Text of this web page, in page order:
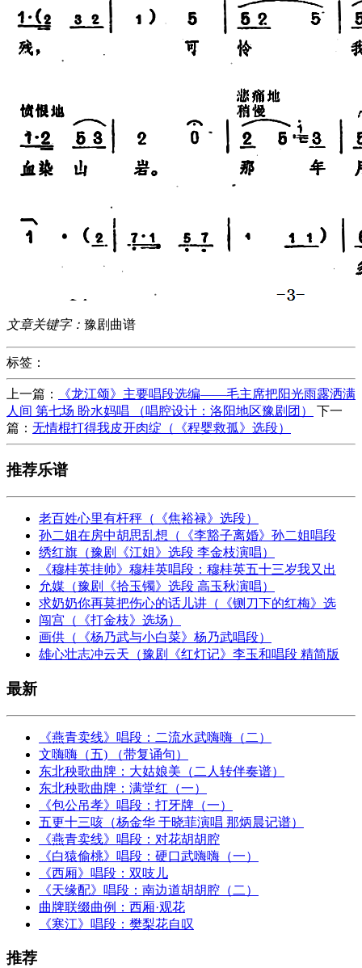
文章关键字： 豫剧曲谱
标签：
上一篇：
《龙江颂》主要唱段选编——毛主席把阳光雨露洒满
人间 第七场 盼水妈唱 （唱腔设计：洛阳地区豫剧团）
下一
篇： 无情棍打得我皮开肉绽（《程婴救孤》选段）
推荐乐谱
老百姓心里有杆秤（《焦裕禄》选段）
孙二姐在房中胡思乱想（《李豁子离婚》孙二姐唱段
绣红旗（豫剧《江姐》选段 李金枝演唱）
《穆桂英挂帅》穆桂英唱段：穆桂英五十三岁我又出
允媒（豫剧《拾玉镯》选段 高玉秋演唱）
求奶奶你再莫把伤心的话儿讲（《铡刀下的红梅》选
闯宫（《打金枝》选场）
画供（《杨乃武与小白菜》杨乃武唱段）
雄心壮志冲云天（豫剧《红灯记》李玉和唱段 精简版
最新
《燕青卖线》唱段：二流水武嗨嗨（二）
文嗨嗨（五) （带复诵句）
东北秧歌曲牌：大姑娘美（二人转伴奏谱）
东北秧歌曲牌：满堂红（一）
《包公吊孝》唱段：打牙牌（一）
五更十三咳（杨金华 于晓菲演唱 那炳晨记谱）
《燕青卖线》唱段：对花胡胡腔
《白猿偷桃》唱段：硬口武嗨嗨（一）
《西厢》唱段：双吱儿
《天缘配》唱段：南边道胡胡腔（二）
曲牌联缀曲例：西厢·观花
《寒江》唱段：樊梨花自叹
推荐